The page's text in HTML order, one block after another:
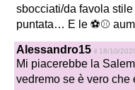
sbocciati/da favola
puntata… E le ⚽⚾
Alessandro15 il 18/10/
Mi piacerebbe la
vedremo se è vero che